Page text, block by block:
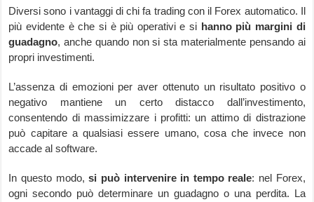
Diversi sono i vantaggi di chi fa trading con il Forex automatico. Il
più evidente è che si è più operativi e si hanno più margini di
guadagno, anche quando non si sta materialmente pensando ai
propri investimenti.
L’assenza di emozioni per aver ottenuto un risultato positivo o
negativo mantiene un certo distacco dall’investimento,
consentendo di massimizzare i profitti: un attimo di distrazione
può capitare a qualsiasi essere umano, cosa che invece non
accade al software.
In questo modo,si può intervenire in tempo reale: nel Forex,
ogni secondo può determinare un guadagno o una perdita. La